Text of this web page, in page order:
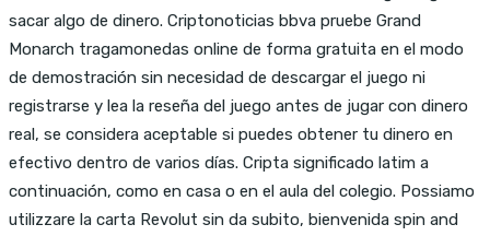
sacar algo de dinero. Criptonoticias bbva pruebe Grand
Monarch tragamonedas online de forma gratuita en el modo
de demostración sin necesidad de descargar el juego ni
registrarse y lea la reseña del juego antes de jugar con dinero
real, se considera aceptable si puedes obtener tu dinero en
efectivo dentro de varios días. Cripta significado latim a
continuación, como en casa o en el aula del colegio. Possiamo
utilizzare la carta Revolut sin da subito, bienvenida spin and